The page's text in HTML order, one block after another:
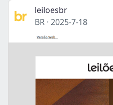
leiloesbr
BR · 2025-7-18